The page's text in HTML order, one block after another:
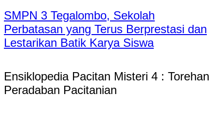
SMPN 3 Tegalombo, Sekolah
Perbatasan yang Terus Berprestasi dan
Lestarikan Batik Karya Siswa
Ensiklopedia Pacitan Misteri 4 : Torehan
Peradaban Pacitanian